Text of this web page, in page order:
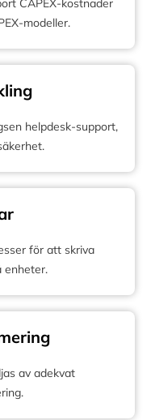
modeller.
helpdesk-support,
för att skriva
enheter.
av adekvat